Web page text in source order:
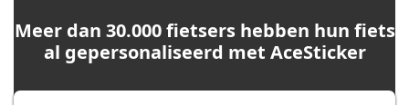
Meer dan 30.000 fietsers hebben hun fiets
al gepersonaliseerd met AceSticker